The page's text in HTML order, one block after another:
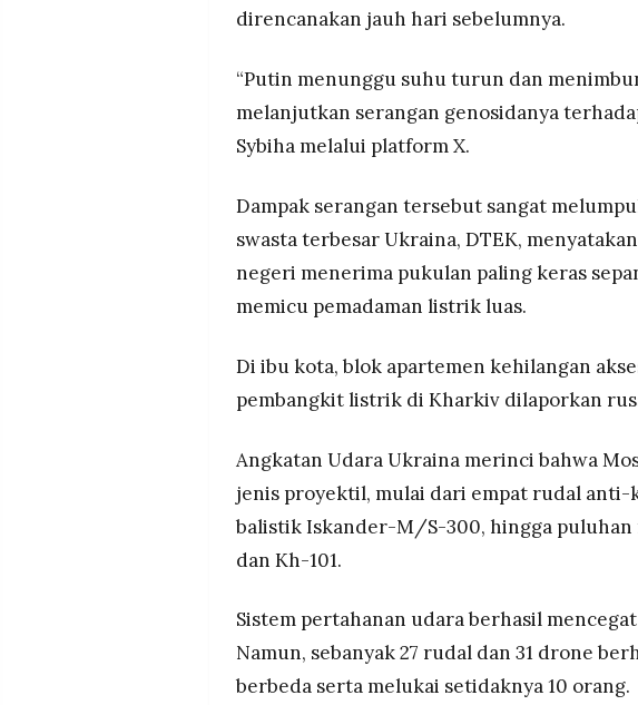
direncanakan jauh hari sebelumnya.
“Putin menunggu suhu turun dan
melanjutkan serangan genosidanya
Sybiha melalui platform X.
Dampak serangan tersebut sangat
swasta terbesar Ukraina, DTEK,
negeri menerima pukulan paling keras
memicu pemadaman listrik luas.
Di ibu kota, blok apartemen kehilangan
pembangkit listrik di Kharkiv dilaporkan
Angkatan Udara Ukraina merinci bahwa
jenis proyektil, mulai dari empat rudal
balistik Iskander-M/S-300, hingga puluhan
dan Kh-101.
Sistem pertahanan udara berhasil
Namun, sebanyak 27 rudal dan 31 drone
berbeda serta melukai setidaknya 10 orang.